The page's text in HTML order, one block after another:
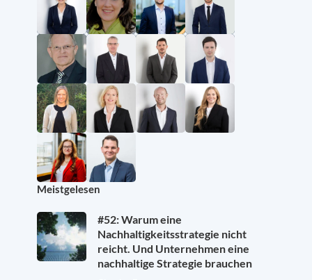
Meistgelesen
#52: Warum eine
Nachhaltigkeitsstrategie nicht
reicht. Und Unternehmen eine
nachhaltige Strategie brauchen